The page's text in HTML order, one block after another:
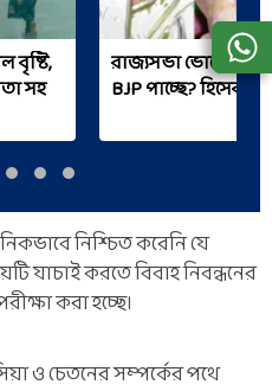
বৃষ্টি,
সহ
রাজ্যসভা ভোটে
BJP পাচ্ছে? হিসেব
নিশ্চিত করেনি যে
যাচাই করতে বিবাহ নিবন্ধনের
করা হচ্ছে।
ও চেতনের সম্পর্কের পথে